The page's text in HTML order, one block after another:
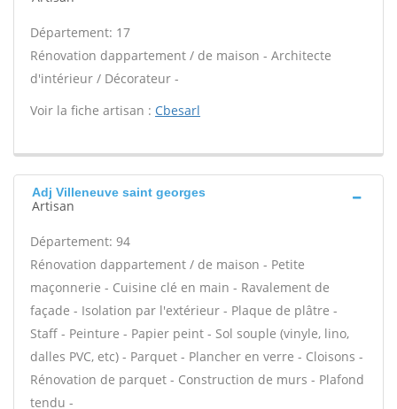
Département: 17
Rénovation dappartement / de maison - Architecte
d'intérieur / Décorateur -
Voir la fiche artisan : Cbesarl
Adj Villeneuve saint georges
Artisan
Département: 94
Rénovation dappartement / de maison - Petite
maçonnerie - Cuisine clé en main - Ravalement de
façade - Isolation par l'extérieur - Plaque de plâtre -
Staff - Peinture - Papier peint - Sol souple (vinyle, lino,
dalles PVC, etc) - Parquet - Plancher en verre - Cloisons -
Rénovation de parquet - Construction de murs - Plafond
tendu -